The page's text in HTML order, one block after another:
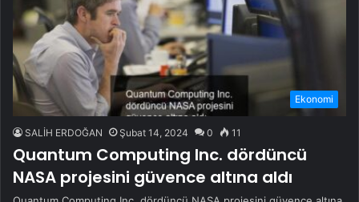
Ekonomi
SALİH ERDOĞAN Şubat 14, 2024 0 11
Quantum Computing Inc. dördüncü
NASA projesini güvence altına aldı